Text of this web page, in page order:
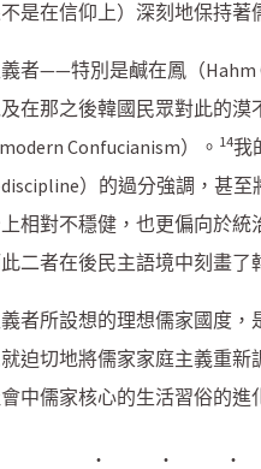
是在信仰上）深刻地保持著
者——特別是鹹在鳳（
在那之後韓國民眾對此的
Confucianism）。 14我
）的過分強調，甚
相對不穩健，也更偏向於
二者在後民主語境中刻畫了
者所設想的理想儒家國度
迫切地將儒家家庭主義重
中儒家核心的生活習俗的進